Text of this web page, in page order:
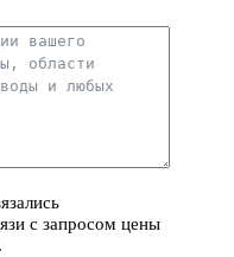
с запросом цены